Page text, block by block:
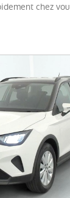
chez